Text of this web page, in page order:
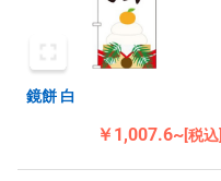
鏡餅 白
￥1,007.6~[税込]